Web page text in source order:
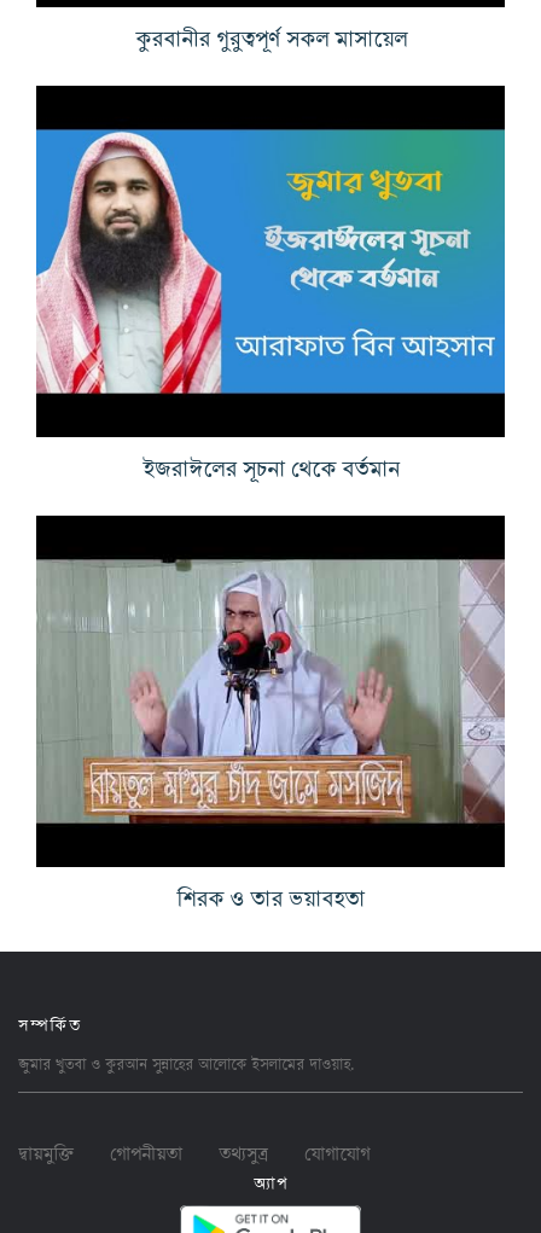
কুরবানীর গুরুত্বপূর্ণ সকল মাসায়েল
ইজরাঈলের সূচনা থেকে বর্তমান
শিরক ও তার ভয়াবহতা
সম্পর্কিত
জুমার খুতবা ও কুরআন সুন্নাহের আলোকে ইসলামের দাওয়াহ.
দ্বায়মুক্তি গোপনীয়তা তথ্যসুত্র যোগাযোগ
অ্যাপ